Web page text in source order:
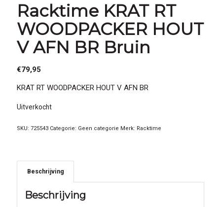
Racktime KRAT RT
WOODPACKER HOUT
V AFN BR Bruin
€79,95
KRAT RT WOODPACKER HOUT V AFN BR
Uitverkocht
SKU: 725543 Categorie: Geen categorie Merk: Racktime
Beschrijving
Beschrijving